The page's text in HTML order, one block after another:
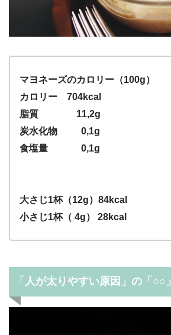
マヨネーズのカロリー（100g）
カロリー 704kcal
脂質 11,2g
炭水化物 0,1g
食塩量 0,1g
大さじ1杯（12g）84kcal
小さじ1杯（ 4g） 28kcal
「人が太りやすい原因」の「○○